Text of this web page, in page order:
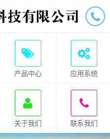
产品中心 应用系统
关于我们 联系我们